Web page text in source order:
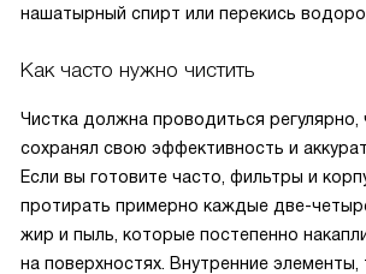
нашатырный спирт или перекись
Как часто нужно чистить
Чистка должна проводиться
сохранял свою эффективность и
Если вы готовите часто, фильтры и
протирать примерно каждые две-
жир и пыль, которые постепенно
на поверхностях. Внутренние элементы,